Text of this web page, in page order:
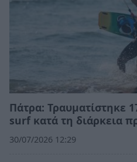
Πάτρα: Τραυματίστηκε
surf κατά τη διάρκεια
30/07/2026 12:29